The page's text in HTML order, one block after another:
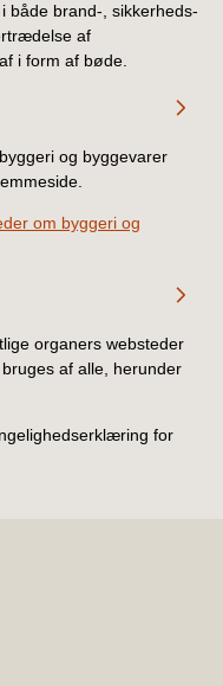
både brand-, sikkerheds-
af
i form af bøde.
og byggevarer
om byggeri og
organers websteder
af alle, herunder
for